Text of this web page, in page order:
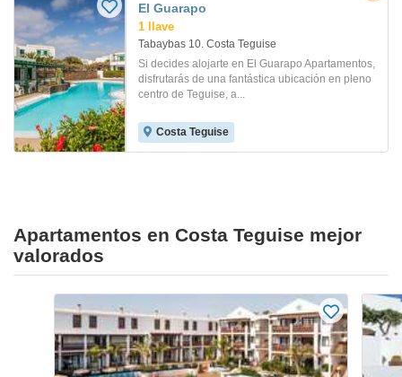
El Guarapo
1 llave
Tabaybas 10. Costa Teguise
Si decides alojarte en El Guarapo Apartamentos,
disfrutarás de una fantástica ubicación en pleno
centro de Teguise, a...
Costa Teguise
Apartamentos en Costa Teguise mejor
valorados